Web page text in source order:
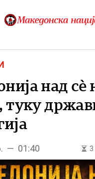
над сè
туку
— 01:40